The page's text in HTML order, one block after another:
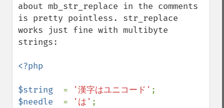
about mb_str_replace in the comments
is pretty pointless. str_replace
works just fine with multibyte
strings:
<?php
$string = '漢字はユニコード'
$needle = 'は'